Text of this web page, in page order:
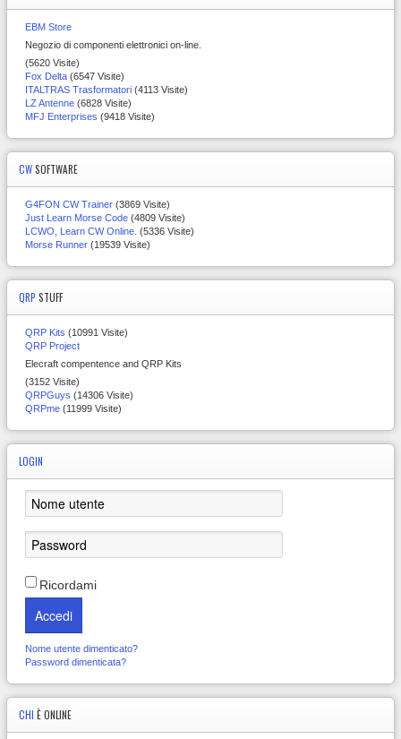
EBM Store
Negozio di componenti elettronici on-line.
(5620 Visite)
Fox Delta (6547 Visite)
ITALTRAS Trasformatori (4113 Visite)
LZ Antenne (6828 Visite)
MFJ Enterprises (9418 Visite)
CWSOFTWARE
G4FON CW Trainer (3869 Visite)
Just Learn Morse Code (4809 Visite)
LCWO, Learn CW Online. (5336 Visite)
Morse Runner (19539 Visite)
QRP STUFF
QRP Kits (10991 Visite)
QRP Project
Elecraft compentence and QRP Kits
(3152 Visite)
QRPGuys (14306 Visite)
QRPme (11999 Visite)
LOGIN
Ricordami
Accedi
Nome utente dimenticato?
Password dimenticata?
CHI È ONLINE